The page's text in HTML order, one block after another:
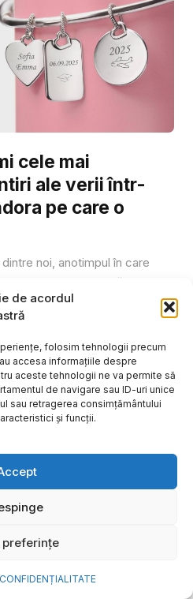
de acordul
folosim tehnologii precum
accesa informațiile despre
aceste tehnologii ne va permite să
de navigare sau ID-uri unice
sau retragerea consimțământului
și funcții.
preferințe
cele mai
ale verii într-
pe care o
noi, anotimpul în care
lucruri. Plecăm în
luni...
Gas: un program